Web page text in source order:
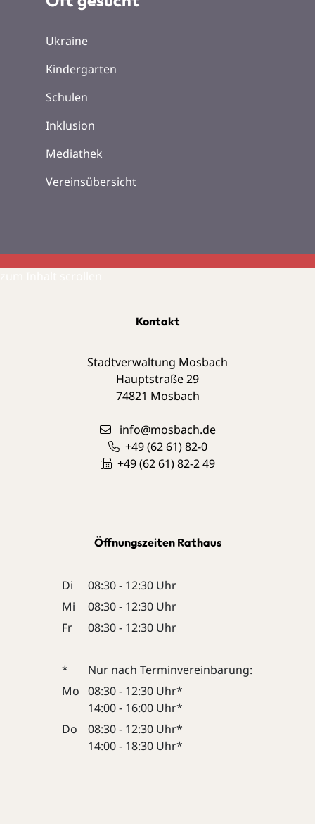
Ukraine
Kindergarten
Schulen
Inklusion
Mediathek
Vereinsübersicht
Kontakt
Stadtverwaltung Mosbach
Hauptstraße 29
74821 Mosbach
info@mosbach.de
+49 (62 61) 82-0
+49 (62 61) 82-2 49
Öffnungszeiten Rathaus
Di
08:30 - 12:30 Uhr
Mi
08:30 - 12:30 Uhr
Fr
08:30 - 12:30 Uhr
*
Nur nach Terminvereinbarung:
Mo 08:30 - 12:30 Uhr*
14:00 - 16:00 Uhr*
Do
08:30 - 12:30 Uhr*
14:00 - 18:30 Uhr*